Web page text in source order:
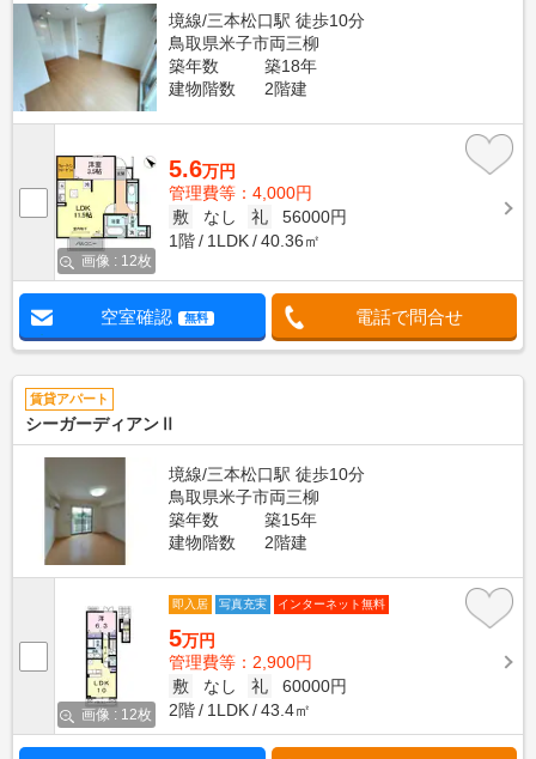
境線/三本松口駅 徒歩10分
鳥取県米子市両三柳
築年数
築18年
建物階数
2階建
画像 : 12枚
5.6万円
管理費等：4,000円
敷
なし 礼
56000円
1階
1LDK 40.36㎡
空室確認 無料 電話で問合せ
賃貸アパート
シーガーディアンⅡ
境線/三本松口駅 徒歩10分
鳥取県米子市両三柳
築年数
築15年
建物階数
2階建
画像 : 12枚
即入居 写真充実 インターネット無料
5万円
管理費等：2,900円
敷
なし 礼
60000円
2階
1LDK 43.4㎡